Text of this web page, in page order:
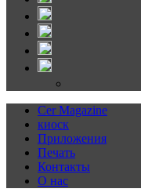
Cer Magazine
киоск
Приложения
Печать
Контакты
О нас